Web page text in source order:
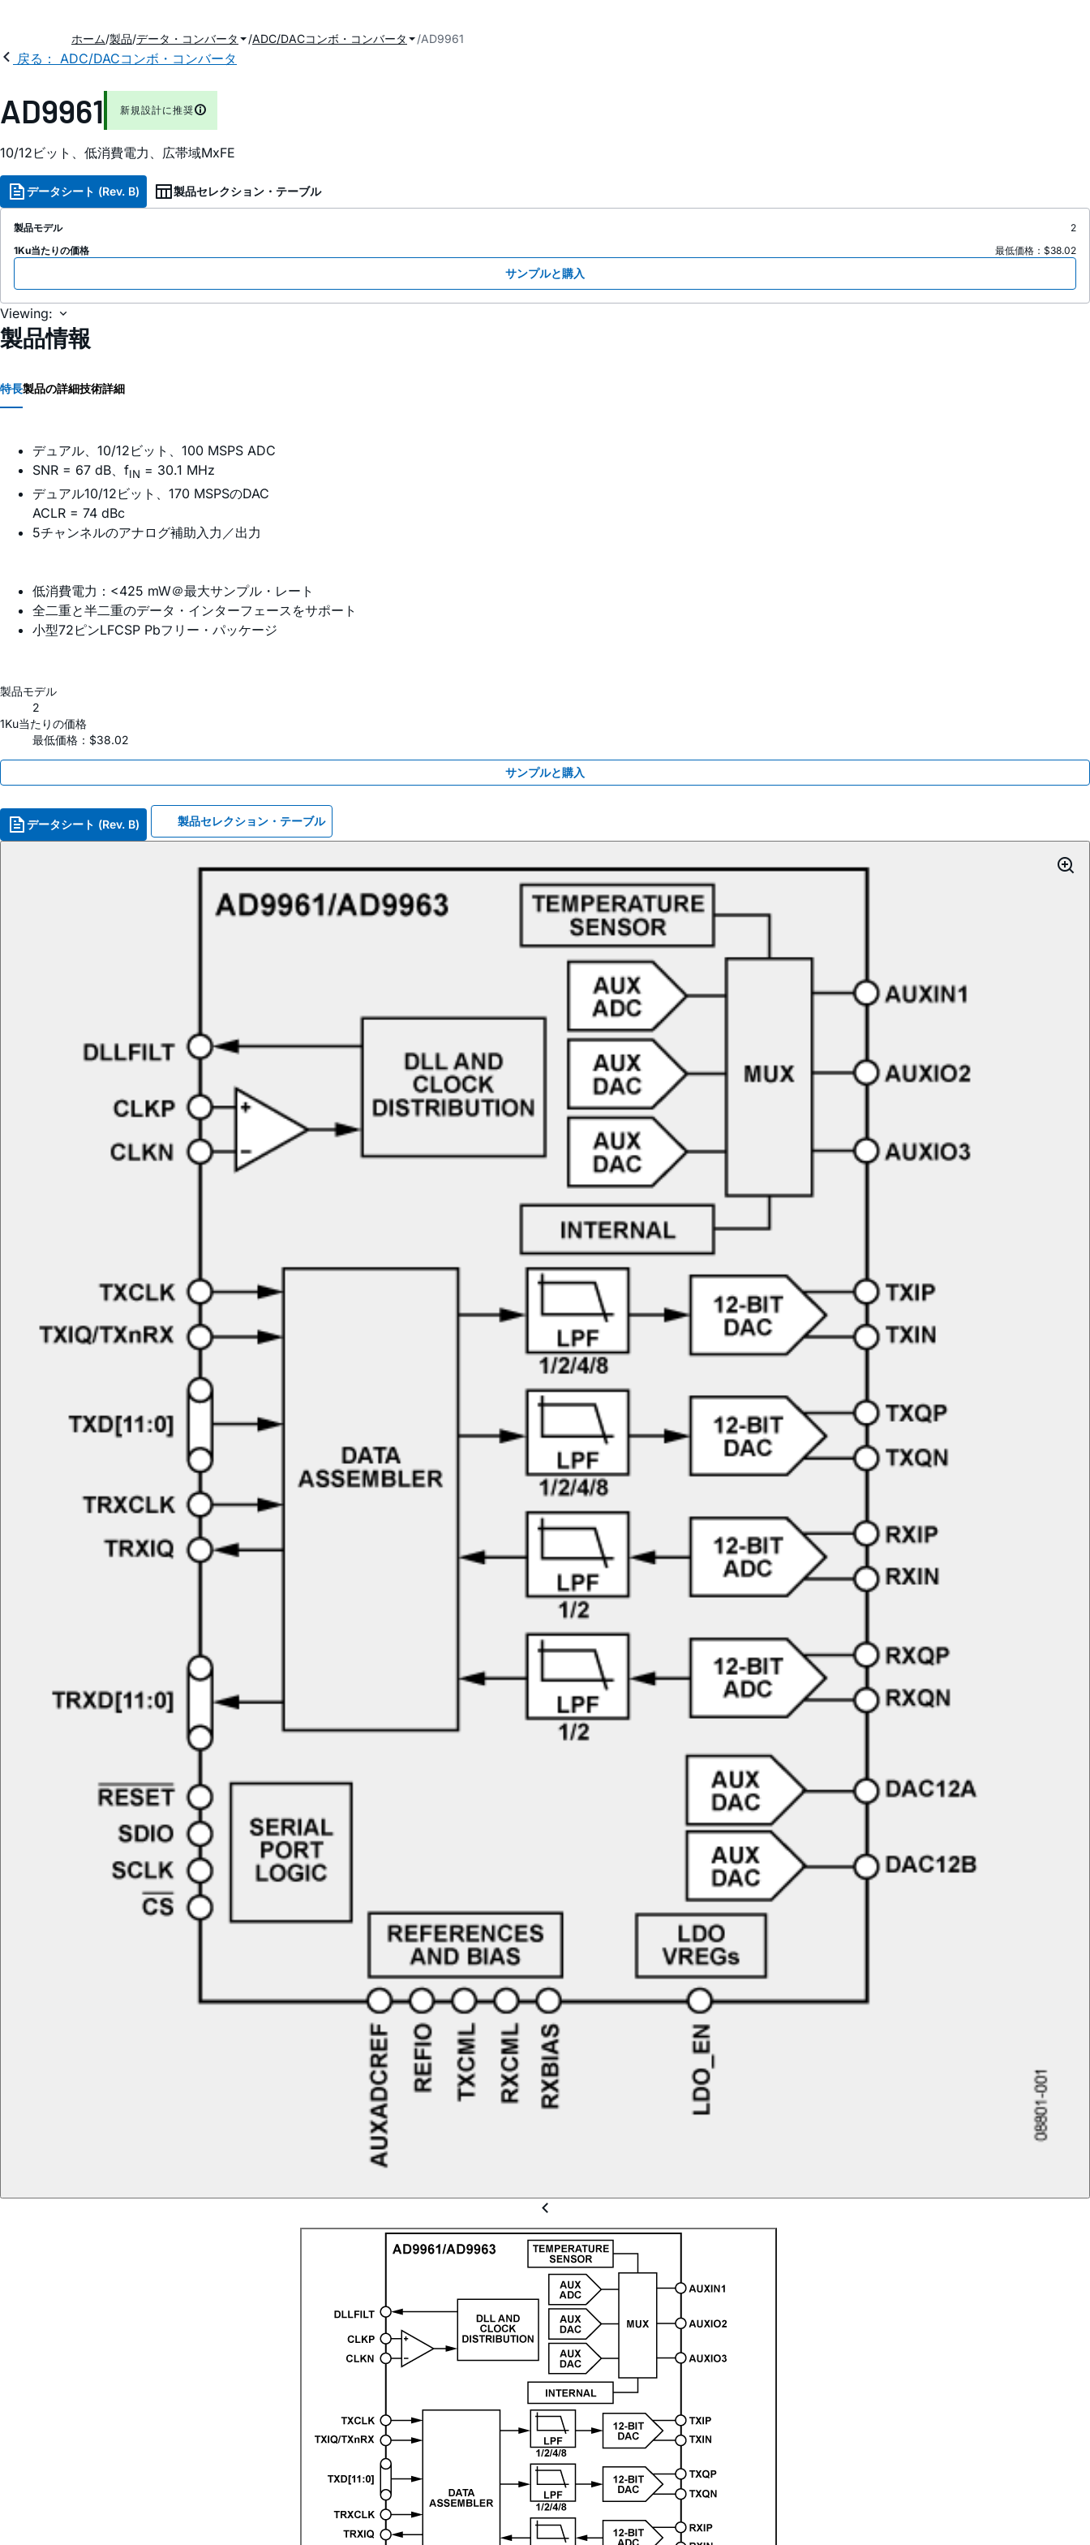
ホーム 製品 データ・コンバータ ADC/DACコンボ・コンバータ AD9961
戻る： ADC/DACコンボ・コンバータ
AD9961 新規設計に推奨
10/12ビット、低消費電力、広帯域MxFE
データシート (Rev. B) 製品セレクション・テーブル
製品モデル
2
1Ku当たりの価格
最低価格：$38.02
サンプルと購入
Viewing:
製品情報
特長製品の詳細技術詳細
デュアル、10/12ビット、100 MSPS ADC
SNR = 67 dB、fIN = 30.1 MHz
デュアル10/12ビット、170 MSPSのDAC
ACLR = 74 dBc
5チャンネルのアナログ補助入力／出力
低消費電力：<425 mW＠最大サンプル・レート
全二重と半二重のデータ・インターフェースをサポート
小型72ピンLFCSP Pbフリー・パッケージ
製品モデル
2
1Ku当たりの価格
最低価格：$38.02
サンプルと購入
データシート (Rev. B) 製品セレクション・テーブル